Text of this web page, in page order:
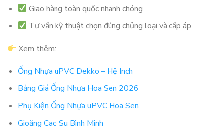
Giao hàng toàn quốc nhanh chóng
Tư vấn kỹ thuật chọn đúng chủng loại và cấp áp
Xem thêm:
Ống Nhựa uPVC Dekko – Hệ Inch
Bảng Giá Ống Nhựa Hoa Sen 2026
Phụ Kiện Ống Nhựa uPVC Hoa Sen
Gioăng Cao Su Bình Minh